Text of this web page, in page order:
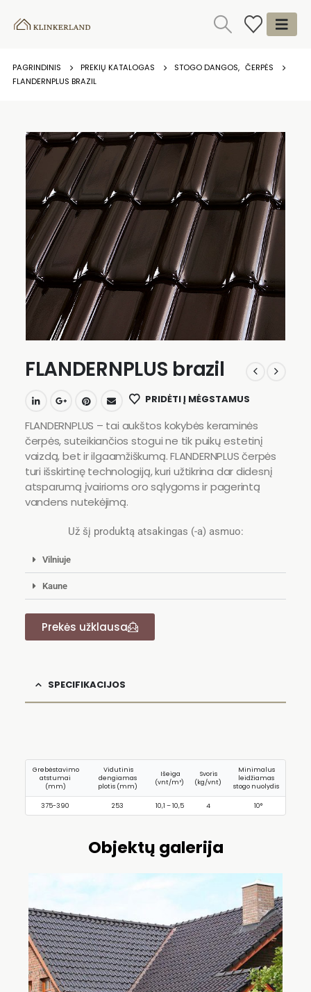
PAGRINDINIS PREKIŲ KATALOGAS STOGO DANGOS, ČERPĖS
FLANDERNPLUS BRAZIL
FLANDERNPLUS brazil
PRIDĖTI Į MĖGSTAMUS
FLANDERNPLUS – tai aukštos kokybės keraminės
čerpės, suteikiančios stogui ne tik puikų estetinį
vaizdą, bet ir ilgaamžiškumą. FLANDERNPLUS čerpės
turi išskirtinę technologiją, kuri užtikrina dar didesnį
atsparumą įvairioms oro sąlygoms ir pagerintą
vandens nutekėjimą.
Už šį produktą atsakingas (-a) asmuo:
Vilniuje
Kaune
Prekės užklausa
SPECIFIKACIJOS
Grebėstavimo
atstumai
(mm)
Vidutinis
dengiamas
plotis (mm)
Išeiga
(vnt/m²)
Svoris
(kg/vnt)
Minimalus
leidžiamas
stogo nuolydis
375-390 253 10,1 – 10,5 4 10°
Objektų galerija